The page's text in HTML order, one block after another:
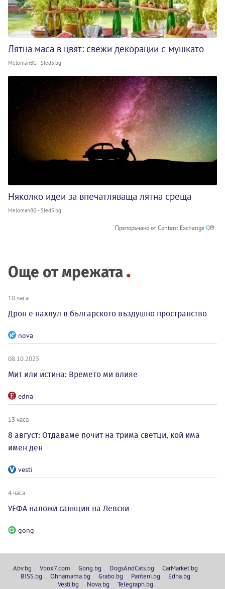
Лятна маса в цвят: свежи декорации с мушкато
MelomanBG - Sled5.bg
Няколко идеи за впечатляваща лятна среща
MelomanBG - Sled5.bg
Препоръчано от Content Exchange
Още от мрежата
10 часа
Дрон е нахлул в българското въздушно пространство
nova
08.10.2025
Мит или истина: Времето ми влияе
edna
13 часа
8 август: Отдаваме почит на трима светци, кой има
имен ден
vesti
4 часа
УЕФА наложи санкция на Левски
gong
Abv.bg Vbox7.com Gong.bg DogsAndCats.bg
CarMarket.bg
BISS.bg
Ohnamama.bg Grabo.bg Pariteni.bg
Edna.bg
Vesti.bg
Nova.bg Telegraph.bg